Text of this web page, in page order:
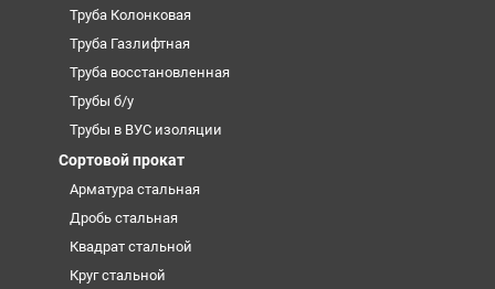
Труба Колонковая
Труба Газлифтная
Труба восстановленная
Трубы б/у
Трубы в ВУС изоляции
Сортовой прокат
Арматура стальная
Дробь стальная
Квадрат стальной
Круг стальной